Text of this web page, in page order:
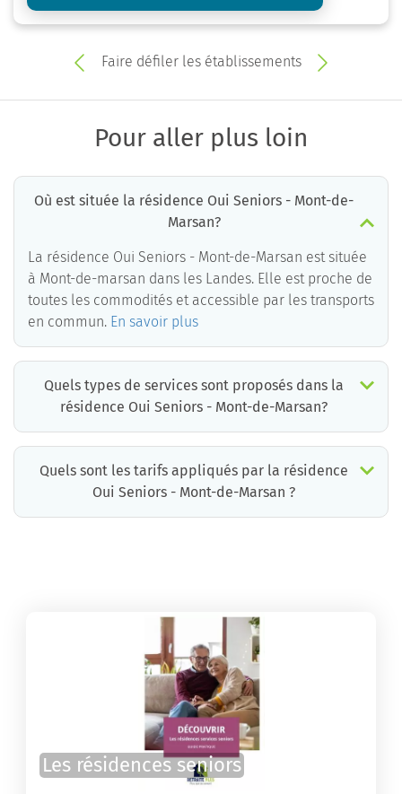
Faire défiler les établissements
Pour aller plus loin
Où est située la résidence Oui Seniors - Mont-de-
Marsan?
La résidence Oui Seniors - Mont-de-Marsan est située
à Mont-de-marsan dans les Landes. Elle est proche de
toutes les commodités et accessible par les transports
en commun. En savoir plus
Quels types de services sont proposés dans la
résidence Oui Seniors - Mont-de-Marsan?
Quels sont les tarifs appliqués par la résidence
Oui Seniors - Mont-de-Marsan ?
Les résidences seniors